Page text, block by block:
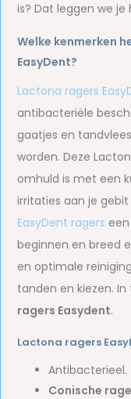
is? Dat leggen we
Welke kenmerken
EasyDent?
Lactona ragers
antibacteriële
gaatjes en
worden. Deze
omhuld is met een
irritaties aan je
EasyDent ragers
beginnen en breed
en optimale
tanden en kiezen.
ragers Easydent.
Lactona ragers
Antibacterieel.
Conische